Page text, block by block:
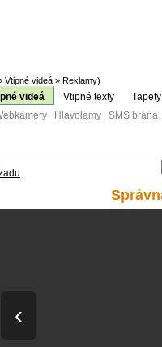
Vtipné videá » Reklamy)
videá Vtipné texty
Hlavolamy SMS
‹